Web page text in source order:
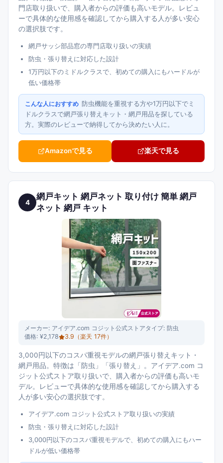
門店取り扱いで、購入者からの評価も高いモデル。レビュ
ーで具体的な使用感を確認してから購入する人が多い安心
の選択肢です。
網戸サッシ部品窓の専門店取り扱いの実績
防虫・張り替えに対応した設計
1万円以下のミドルクラスで、初めての購入にもハードルが
低い価格帯
こんな人におすすめ 防虫機能を重視する方や1万円以下でミ
ドルクラスで網戸張り替えキット・網戸用品を探している
方。実際のレビューで納得してから決めたい人に。
Amazonで見る 楽天で見る
4
網戸キット 網戸ネット 取り付け 簡単 網戸
ネット 網戸 キット
メーカー: アイデア.com コジット公式ストアタイプ: 防虫
価格: ¥2,178 3.9 （楽天 17件）
3,000円以下のコスパ重視モデルの網戸張り替えキット・
網戸用品。特徴は「防虫」「張り替え」。アイデア.com コ
ジット公式ストア取り扱いで、購入者からの評価も高いモ
デル。レビューで具体的な使用感を確認してから購入する
人が多い安心の選択肢です。
アイデア.com コジット公式ストア取り扱いの実績
防虫・張り替えに対応した設計
3,000円以下のコスパ重視モデルで、初めての購入にもハー
ドルが低い価格帯